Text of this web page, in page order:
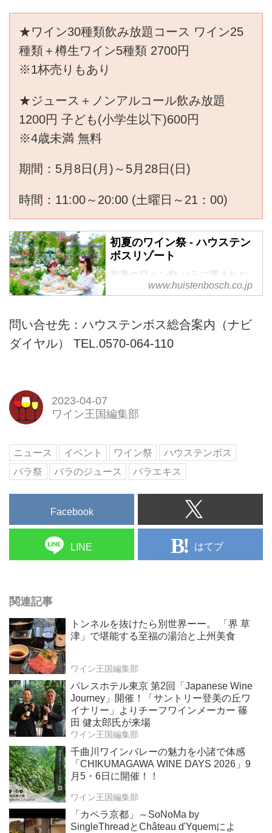
★ワイン30種類飲み放題コース ワイン25
種類＋樽生ワイン5種類 2700円
※1杯売りもあり
★ジュース＋ノンアルコール飲み放題
1200円 子ども(小学生以下)600円
※4歳未満 無料
期間：5月8日(月)～5月28日(日)
時間：11:00～20:00 (土曜日～21：00)
初夏のワイン祭 - ハウステン
ボスリゾート
初夏のワイン祭 バラに囲まれな
がらワインやグルメを満喫する至
www.huistenbosch.co.jp
問い合せ先：ハウステンボス総合案内（ナビ
ダイヤル） TEL.0570-064-110
2023-04-07
ワイン王国編集部
ニュース イベント ワイン祭
ハウステンボス
バラ祭
バラのジュース バラエキス
Facebook
LINE はてブ
関連記事
トンネルを抜けたら別世界ーー。 「界 草
津」で堪能する至福の湯治と上州美食
ワイン王国編集部
パレスホテル東京 第2回「Japanese Wine
Journey」開催！「サントリー登美の丘ワ
イナリー」よりチーフワインメーカー 篠
田 健太郎氏が来場
ワイン王国編集部
千曲川ワインバレーの魅力を小諸で体感
「CHIKUMAGAWA WINE DAYS 2026」9
月5・6日に開催！！
ワイン王国編集部
「カペラ京都」～SoNoMa by
SingleThreadとChâteau d'Yquemによ